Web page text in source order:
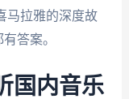
马拉雅的深度故
答案。
国内音乐